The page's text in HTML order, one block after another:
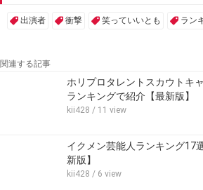
出演者 衝撃 笑っていいとも ラン
関連する記事
ホリプロタレントスカウトキ
ランキングで紹介【最新版】
kii428 / 11 view
イクメン芸能人ランキング17
新版】
kii428 / 6 view